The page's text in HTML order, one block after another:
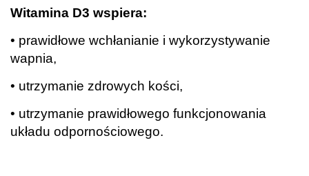
Witamina D3 wspiera:
• prawidłowe wchłanianie i wykorzystywanie
wapnia,
• utrzymanie zdrowych kości,
• utrzymanie prawidłowego funkcjonowania
układu odpornościowego.